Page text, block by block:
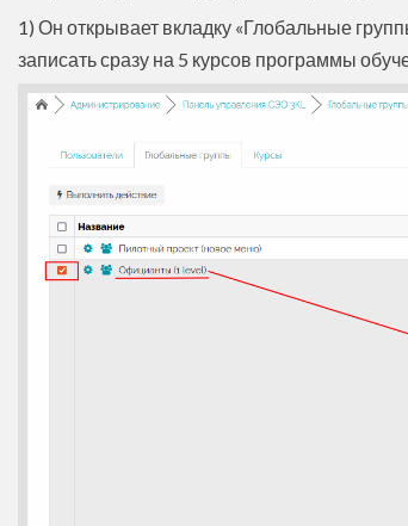
1) Он открывает вкладку «Глобальные
записать сразу на 5 курсов программы